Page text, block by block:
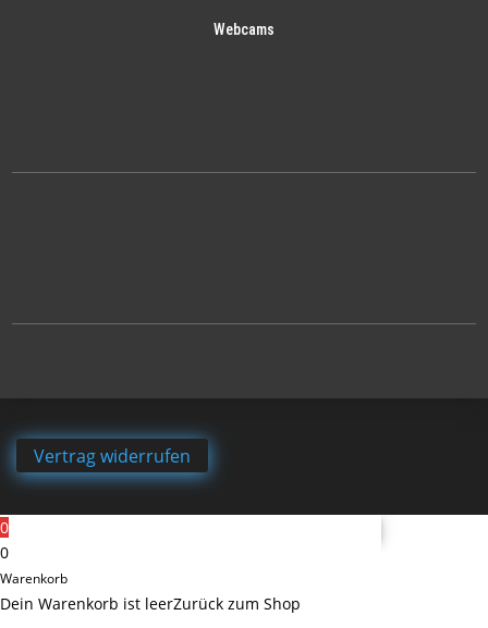
Webcams
Vertrag widerrufen
0
0
Warenkorb
Dein Warenkorb ist leerZurück zum Shop